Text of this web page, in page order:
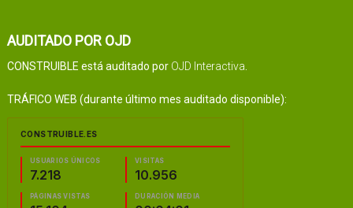
AUDITADO POR OJD
CONSTRUIBLE está auditado por OJD Interactiva.
TRÁFICO WEB (durante último mes auditado disponible):